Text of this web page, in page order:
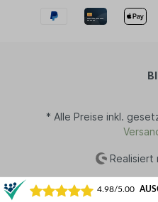
* Alle Preise inkl.
Realisiert